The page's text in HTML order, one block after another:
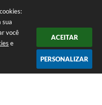
sua
você
e
ACEITAR
PERSONALIZAR